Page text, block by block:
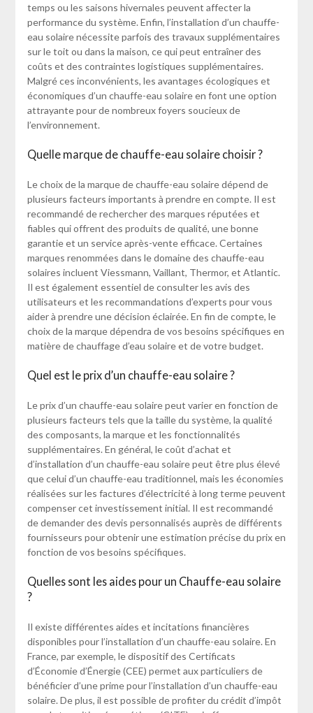
temps ou les saisons hivernales peuvent affecter la
performance du système. Enfin, l’installation d’un chauffe-
eau solaire nécessite parfois des travaux supplémentaires
sur le toit ou dans la maison, ce qui peut entraîner des
coûts et des contraintes logistiques supplémentaires.
Malgré ces inconvénients, les avantages écologiques et
économiques d’un chauffe-eau solaire en font une option
attrayante pour de nombreux foyers soucieux de
l’environnement.
Quelle marque de chauffe-eau solaire choisir ?
Le choix de la marque de chauffe-eau solaire dépend de
plusieurs facteurs importants à prendre en compte. Il est
recommandé de rechercher des marques réputées et
fiables qui offrent des produits de qualité, une bonne
garantie et un service après-vente efficace. Certaines
marques renommées dans le domaine des chauffe-eau
solaires incluent Viessmann, Vaillant, Thermor, et Atlantic.
Il est également essentiel de consulter les avis des
utilisateurs et les recommandations d’experts pour vous
aider à prendre une décision éclairée. En fin de compte, le
choix de la marque dépendra de vos besoins spécifiques en
matière de chauffage d’eau solaire et de votre budget.
Quel est le prix d’un chauffe-eau solaire ?
Le prix d’un chauffe-eau solaire peut varier en fonction de
plusieurs facteurs tels que la taille du système, la qualité
des composants, la marque et les fonctionnalités
supplémentaires. En général, le coût d’achat et
d’installation d’un chauffe-eau solaire peut être plus élevé
que celui d’un chauffe-eau traditionnel, mais les économies
réalisées sur les factures d’électricité à long terme peuvent
compenser cet investissement initial. Il est recommandé
de demander des devis personnalisés auprès de différents
fournisseurs pour obtenir une estimation précise du prix en
fonction de vos besoins spécifiques.
Quelles sont les aides pour un Chauffe-eau solaire
?
Il existe différentes aides et incitations financières
disponibles pour l’installation d’un chauffe-eau solaire. En
France, par exemple, le dispositif des Certificats
d’Économie d’Énergie (CEE) permet aux particuliers de
bénéficier d’une prime pour l’installation d’un chauffe-eau
solaire. De plus, il est possible de profiter du crédit d’impôt